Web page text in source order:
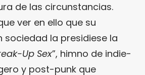
de las circunstancias.
ver en ello que su
sociedad la presidiese la
Up Sex”, himno de indie-
y post-punk que